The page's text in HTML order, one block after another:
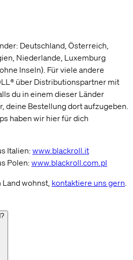
Deutschland, Österreich,
Niederlande, Luxemburg
Inseln). Für viele andere
über Distributionspartner mit
du in einem dieser Länder
deine Bestellung dort aufzugeben.
haben wir hier für dich
Italien: www.blackroll.it
Polen: www.blackroll.com.pl
Land wohnst, kontaktiere uns gern.
Funktionen unserer Website zu zeigen und
zu zeigen, die dir nicht auf die Nerven geht,